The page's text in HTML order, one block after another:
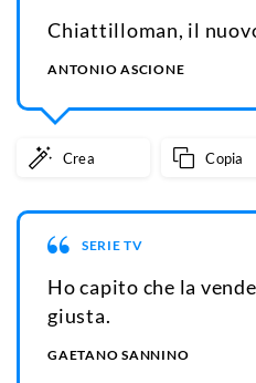
Chiattilloman, il
ANTONIO ASCIONE
Crea Copia
SERIE TV
Ho capito che la
giusta.
GAETANO SANNINO